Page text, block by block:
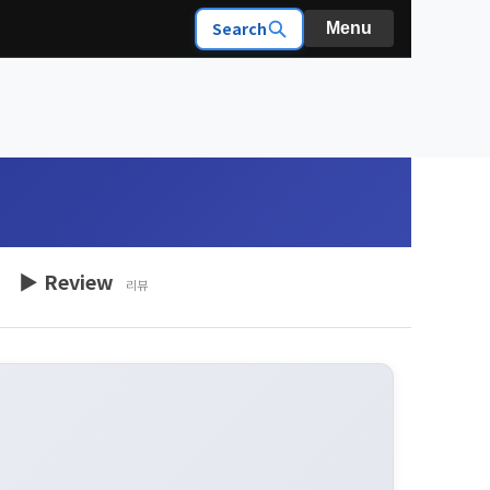
Search Menu
▶ Review 리뷰